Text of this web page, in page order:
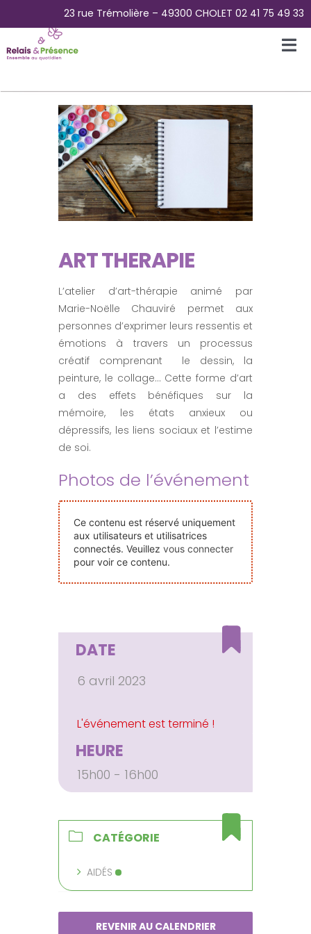
contenu
Accueil
L’Association
La Plateforme des aidants
Nos Événements
Nous Contacter
Devenir Bénévole
Connexion-membre
23 rue Trémolière – 49300 CHOLET 02 41 75 49 33
ART THERAPIE
L’atelier d’art-thérapie animé par
Marie-Noëlle Chauviré permet aux
personnes d’exprimer leurs ressentis et
émotions à travers un processus
créatif comprenant le dessin, la
peinture, le collage… Cette forme d’art
a des effets bénéfiques sur la
mémoire, les états anxieux ou
dépressifs, les liens sociaux et l’estime
de soi.
Photos de l’événement
Ce contenu est réservé uniquement
aux utilisateurs et utilisatrices
connectés. Veuillez vous connecter
pour voir ce contenu.
DATE
6 avril 2023
HEURE
15h00 - 16h00
CATÉGORIE
AIDÉS
REVENIR AU CALENDRIER